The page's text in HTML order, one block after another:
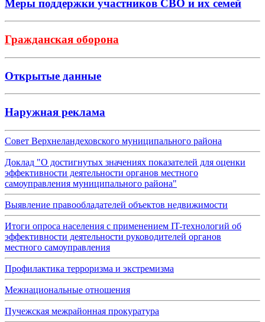
Меры поддержки участников СВО и их семей
Гражданская оборона
Открытые данные
Наружная реклама
Совет Верхнеландеховского муниципального района
Доклад "О достигнутых значениях показателей для оценки
эффективности деятельности органов местного
самоуправления муниципального района"
Выявление правообладателей объектов недвижимости
Итоги опроса населения с применением IT-технологий об
эффективности деятельности руководителей органов
местного самоуправления
Профилактика терроризма и экстремизма
Межнациональные отношения
Пучежская межрайонная прокуратура